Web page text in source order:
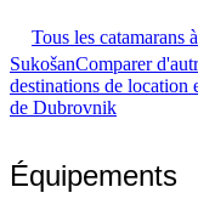
Tous les
SukošanComparer
destinations de location
de Dubrovnik
Équipements